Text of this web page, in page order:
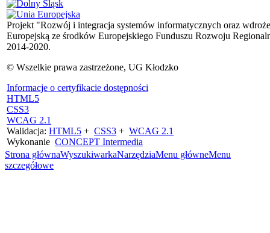
Projekt "Rozwój i integracja systemów informatycznych oraz
Europejską ze środków Europejskiego Funduszu Rozwoju
2014-2020.
© Wszelkie prawa zastrzeżone, UG Kłodzko
Informacje o certyfikacie dostępności
HTML5
CSS3
WCAG 2.1
Walidacja: HTML5 + CSS3 + WCAG 2.1
Wykonanie CONCEPT Intermedia
Strona głównaWyszukiwarkaNarzędziaMenu główneMenu
szczegółowe